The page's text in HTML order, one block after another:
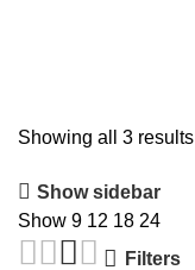
Showing all 3 results
Show sidebar
Show 9 12 18 24
Filters